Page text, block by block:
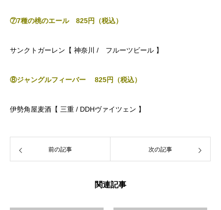
⑦7種の桃のエール 825円（税込）
サンクトガーレン【 神奈川 / フルーツビール 】
⑧ジャングルフィーバー 825円（税込）
伊勢角屋麦酒【 三重 / DDHヴァイツェン 】
前の記事 次の記事
関連記事